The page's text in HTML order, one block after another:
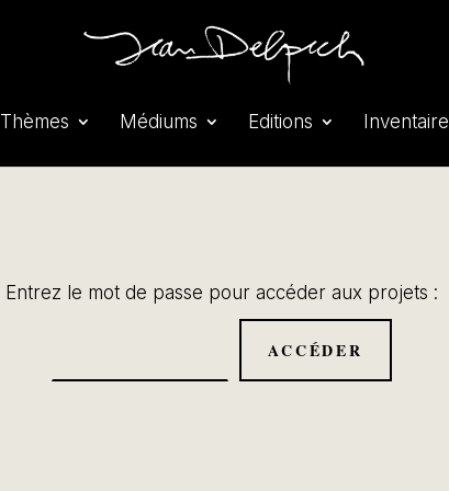
Thèmes Médiums Editions Inventaire
Entrez le mot de passe pour accéder aux projets :